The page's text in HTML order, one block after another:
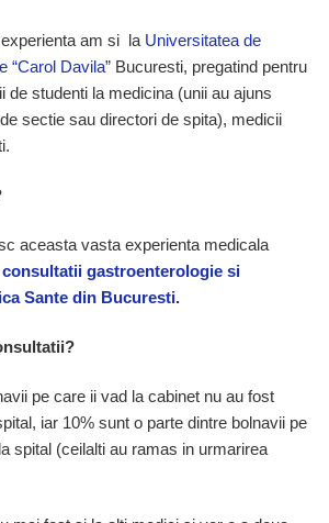
am si la Universitatea de
“Carol Davila” Bucuresti, pregatind pentru
de studenti la medicina (unii au ajuns
sectie sau directori de spita), medicii
aceasta vasta experienta medicala
consultatii gastroenterologie si
Sante din Bucuresti.
pe care ii vad la cabinet nu au fost
iar 10% sunt o parte dintre bolnavii pe
spital (ceilalti au ramas in urmarirea